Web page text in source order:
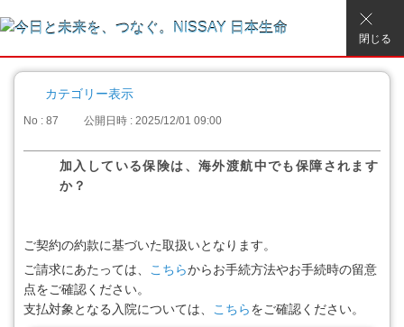
閉じる
カテゴリー表示
No : 87 公開日時 : 2025/12/01 09:00
加入している保険は、海外渡航中でも保障されます
か？
ご契約の約款に基づいた取扱いとなります。
ご請求にあたっては、 こちらからお手続方法やお手続時の留意
点をご確認ください。
支払対象となる入院については、 こちらをご確認ください。